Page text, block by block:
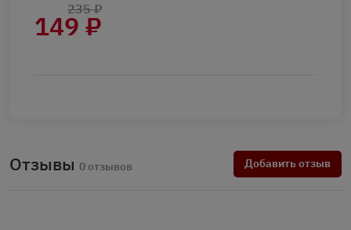
149 ₽
235 ₽
Отзывы 0 отзывов Добавить отзыв